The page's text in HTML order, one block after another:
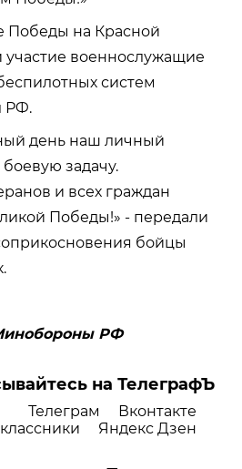
Победы на Красной
военнослужащие
систем
РФ.
день наш личный
задачу.
и всех граждан
Победы!» - передали
бойцы
РФ
на ТелеграфЪ
Телеграм
Вконтакте
Яндекс Дзен